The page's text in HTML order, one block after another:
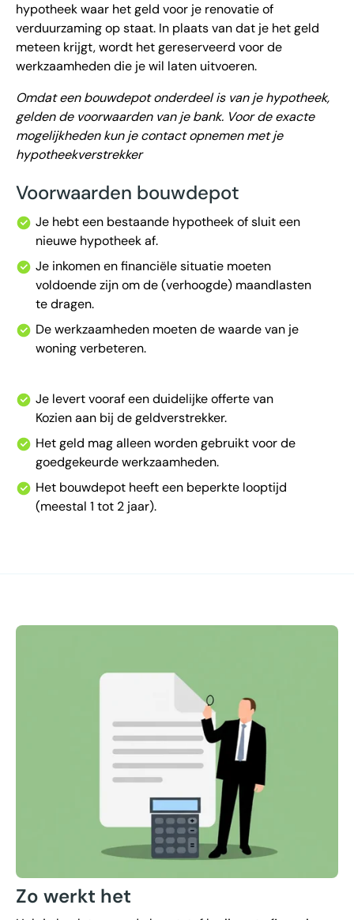
hypotheek waar het geld voor je renovatie of
verduurzaming op staat. In plaats van dat je het geld
meteen krijgt, wordt het gereserveerd voor de
werkzaamheden die je wil laten uitvoeren.
Omdat een bouwdepot onderdeel is van je hypotheek,
gelden de voorwaarden van je bank. Voor de exacte
mogelijkheden kun je contact opnemen met je
hypotheekverstrekker
Voorwaarden bouwdepot
Je hebt een bestaande hypotheek of sluit een
nieuwe hypotheek af.
Je inkomen en financiële situatie moeten
voldoende zijn om de (verhoogde) maandlasten
te dragen.
De werkzaamheden moeten de waarde van je
woning verbeteren.
Je levert vooraf een duidelijke offerte van
Kozien aan bij de geldverstrekker.
Het geld mag alleen worden gebruikt voor de
goedgekeurde werkzaamheden.
Het bouwdepot heeft een beperkte looptijd
(meestal 1 tot 2 jaar).
Zo werkt het